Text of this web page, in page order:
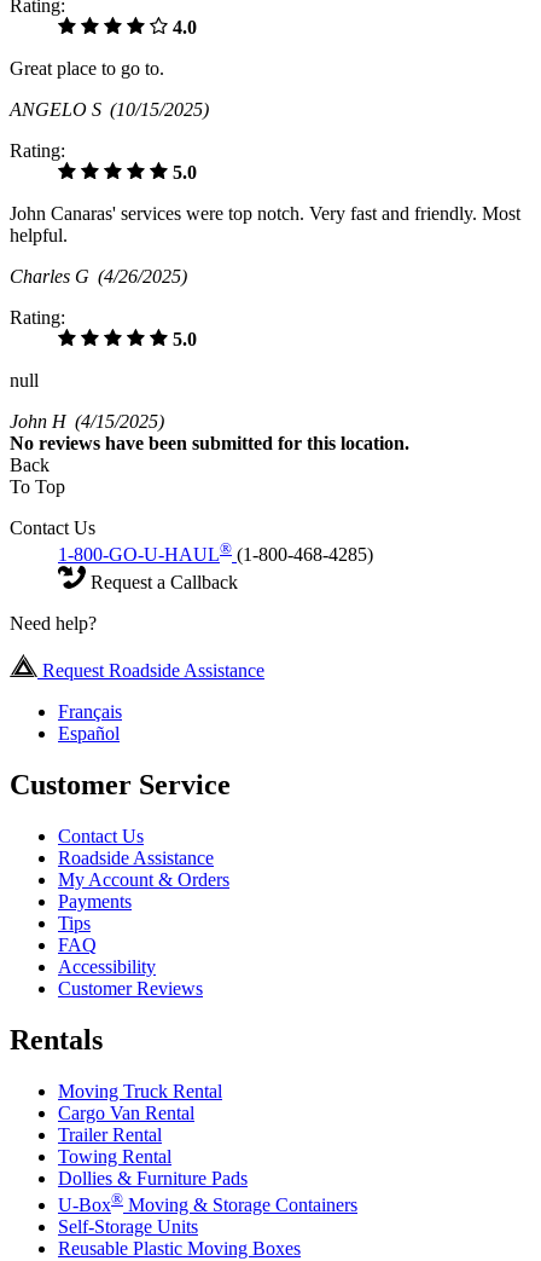
Rating:
4.0
Great place to go to.
ANGELO S (10/15/2025)
Rating:
5.0
John Canaras' services were top notch. Very fast and friendly. Most
helpful.
Charles G (4/26/2025)
Rating:
5.0
null
John H (4/15/2025)
No reviews have been submitted for this location.
Back
To Top
Contact Us
1-800-GO-U-HAUL® (1-800-468-4285)
Request a Callback
Need help?
Request Roadside Assistance
Français
Español
Customer Service
Contact Us
Roadside Assistance
My Account & Orders
Payments
Tips
FAQ
Accessibility
Customer Reviews
Rentals
Moving Truck Rental
Cargo Van Rental
Trailer Rental
Towing Rental
Dollies & Furniture Pads
U-Box® Moving & Storage Containers
Self-Storage Units
Reusable Plastic Moving Boxes